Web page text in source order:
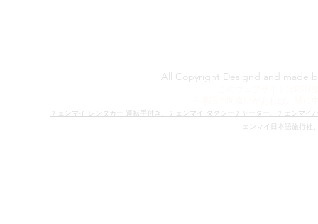
All Copyright Designd and made
​チェンマイ レンタカー 運転手付き、 チェンマイ タクシーチャーター、 チェンマイ
ェンマイ日本語旅行社